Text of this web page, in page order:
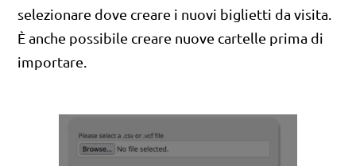
selezionare dove creare i nuovi biglietti da visita.
È anche possibile creare nuove cartelle prima di
importare.